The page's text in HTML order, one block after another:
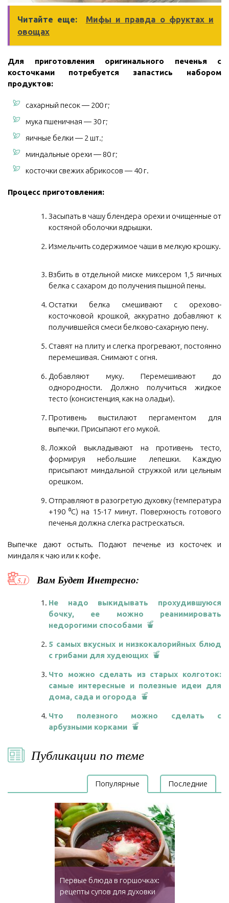
Читайте еще:
Мифы и правда о фруктах и
овощах
Для приготовления оригинального печенья с
косточками потребуется запастись набором
продуктов:
сахарный песок — 200 г;
мука пшеничная — 30 г;
яичные белки — 2 шт.;
миндальные орехи — 80 г;
косточки свежих абрикосов — 40 г.
Процесс приготовления:
Засыпать в чашу блендера орехи и очищенные от
костяной оболочки ядрышки.
Измельчить содержимое чаши в мелкую крошку.
Взбить в отдельной миске миксером 1,5 яичных
белка с сахаром до получения пышной пены.
Остатки белка смешивают с орехово-
косточковой крошкой, аккуратно добавляют к
получившейся смеси белково-сахарную пену.
Ставят на плиту и слегка прогревают, постоянно
перемешивая. Снимают с огня.
Добавляют муку. Перемешивают до
однородности. Должно получиться жидкое
тесто (консистенция, как на оладьи).
Противень выстилают пергаментом для
выпечки. Присыпают его мукой.
Ложкой выкладывают на противень тесто,
формируя небольшие лепешки. Каждую
присыпают миндальной стружкой или цельным
орешком.
Отправляют в разогретую духовку (температура
+190 ⁰С) на 15-17 минут. Поверхность готового
печенья должна слегка растрескаться.
Выпечке дают остыть. Подают печенье из косточек и
миндаля к чаю или к кофе.
Вам Будет Инетресно:
Не надо выкидывать прохудившуюся
бочку, ее можно реанимировать
недорогими способами
5 самых вкусных и низкокалорийных блюд
с грибами для худеющих
Что можно сделать из старых колготок:
самые интересные и полезные идеи для
дома, сада и огорода
Что полезного можно сделать с
арбузными корками
Публикации по теме
Популярные Последние
Первые блюда в горшочках:
рецепты супов для духовки